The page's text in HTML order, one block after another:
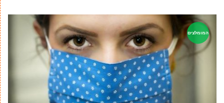
המומלצים